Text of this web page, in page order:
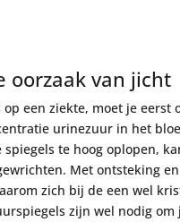
oorzaak van jicht
een ziekte, moet je eerst
urinezuur in het
te hoog oplopen,
Met ontsteking
zich bij de een wel
zijn wel nodig